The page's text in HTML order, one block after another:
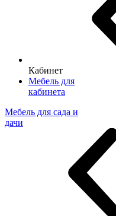
Кабинет
Мебель для
кабинета
Мебель для сада и
дачи